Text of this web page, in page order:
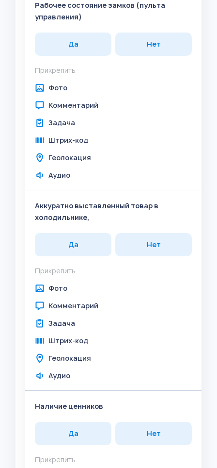
Рабочее состояние замков (пульта
управления)
Да Нет
Прикрепить
Фото
Комментарий
Задача
Штрих-код
Геолокация
Аудио
Аккуратно выставленный товар в
холодильнике,
Да Нет
Прикрепить
Фото
Комментарий
Задача
Штрих-код
Геолокация
Аудио
Наличие ценников
Да Нет
Прикрепить